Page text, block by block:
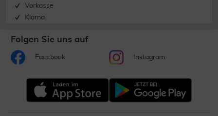
Vorkasse
Klarna
Folgen Sie uns auf
Facebook Instagram